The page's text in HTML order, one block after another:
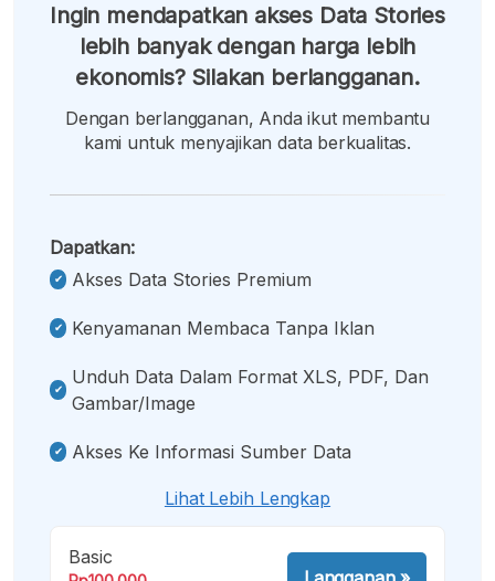
Ingin mendapatkan akses Data Stories
lebih banyak dengan harga lebih
ekonomis? Silakan berlangganan.
Dengan berlangganan, Anda ikut membantu
kami untuk menyajikan data berkualitas.
Dapatkan:
Akses Data Stories Premium
Kenyamanan Membaca Tanpa Iklan
Unduh Data Dalam Format XLS, PDF, Dan
Gambar/image
Akses Ke Informasi Sumber Data
Lihat Lebih Lengkap
Basic